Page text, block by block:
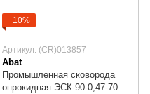
−10%
Артикул: (CR)013857
Abat
Промышленная сковорода
опрокидная ЭСК-90-0,47-70